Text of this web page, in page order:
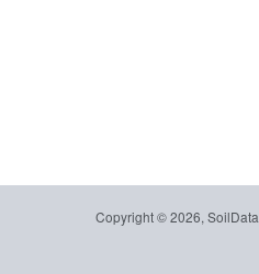
Copyright © 2026, SoilData